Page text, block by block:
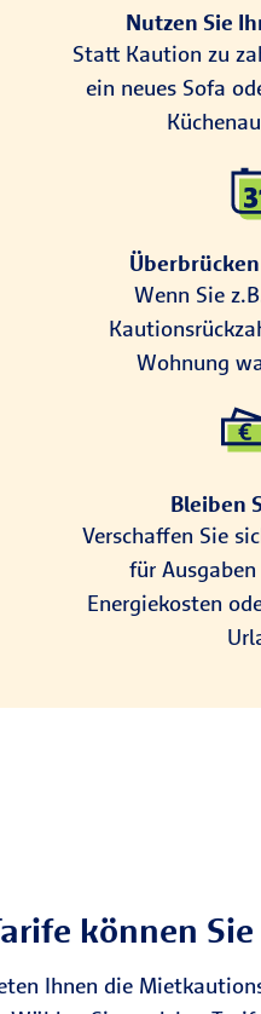
Nutzen Sie
Statt Kaution zu
ein neues Sofa
Wenn Sie
Wohnung
Bleiben
Verschaffen Sie
für
Energiekosten
können
Ihnen die